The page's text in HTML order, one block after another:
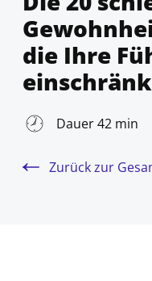
die Ihre
Dauer 42 min
Zurück zur